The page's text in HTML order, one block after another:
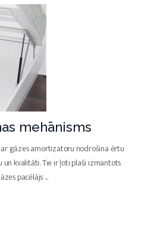
mehānisms
ar gāzes amortizatoru nodrošina ērtu
kvalitāti. Tie ir ļoti plaši izmantots
pacēlājs...